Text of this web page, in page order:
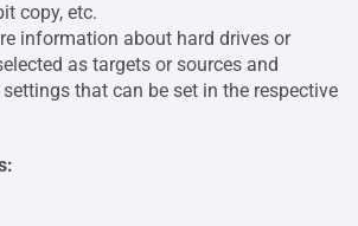
copy, etc.
information about hard drives or
as targets or sources and
that can be set in the respective